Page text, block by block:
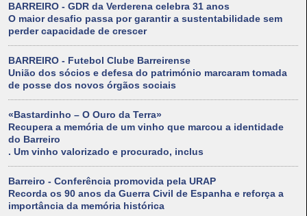
BARREIRO - GDR da Verderena celebra 31 anos
O maior desafio passa por garantir a sustentabilidade sem
perder capacidade de crescer
BARREIRO - Futebol Clube Barreirense
União dos sócios e defesa do património marcaram tomada
de posse dos novos órgãos sociais
«Bastardinho – O Ouro da Terra»
Recupera a memória de um vinho que marcou a identidade
do Barreiro
. Um vinho valorizado e procurado, inclus
Barreiro - Conferência promovida pela URAP
Recorda os 90 anos da Guerra Civil de Espanha e reforça a
importância da memória histórica